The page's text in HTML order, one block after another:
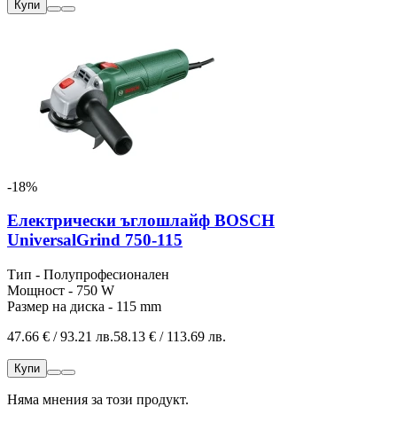
Купи
-18%
Електрически ъглошлайф BOSCH
UniversalGrind 750-115
Тип - Полупрофесионален
Мощност - 750 W
Размер на диска - 115 mm
47.66 € / 93.21 лв.58.13 € / 113.69 лв.
Купи
Няма мнения за този продукт.